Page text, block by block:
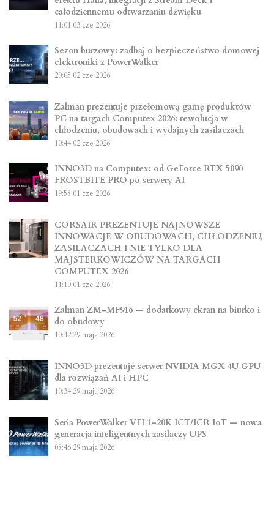
całodziennemu odtwarzaniu dźwięku
11:01 03 cze 2026
Sezon burzowy: zadbaj o bezpieczeństwo domowej
elektroniki z PowerWalker
20:05 02 cze 2026
Zalman prezentuje przełomową gamę produktów
PC na targach Computex 2026: rewolucja w
chłodzeniu, obudowach i wydajnych zasilaczach
10:44 02 cze 2026
INNO3D na Computex: od GeForce RTX 5090
FROSTBITE PRO po serwery AI
19:58 01 cze 2026
CORSAIR PREZENTUJE NAJNOWSZE
INNOWACJE W OBUDOWACH, CHŁODZENIU,
ZASILACZACH I NIE TYLKO DLA
MAJSTERKOWICZÓW NA TARGACH
COMPUTEX 2026
11:10 01 cze 2026
Zalman ZM-MF916 — dodatkowy ekran na biurko i
do obudowy
10:42 29 maja 2026
INNO3D prezentuje serwer NVIDIA MGX 4U GPU
dla rozwiązań AI i HPC
10:34 29 maja 2026
Seria PowerWalker VFI 1–20K ICT/ICR IoT — nowa
generacja inteligentnych zasilaczy UPS
08:46 29 maja 2026